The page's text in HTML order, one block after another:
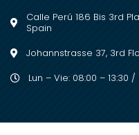
Calle Perú 186 Bis 3rd
Spain
Johannstrasse 37, 3rd
Lun – Vie: 08:00 – 13:30 /